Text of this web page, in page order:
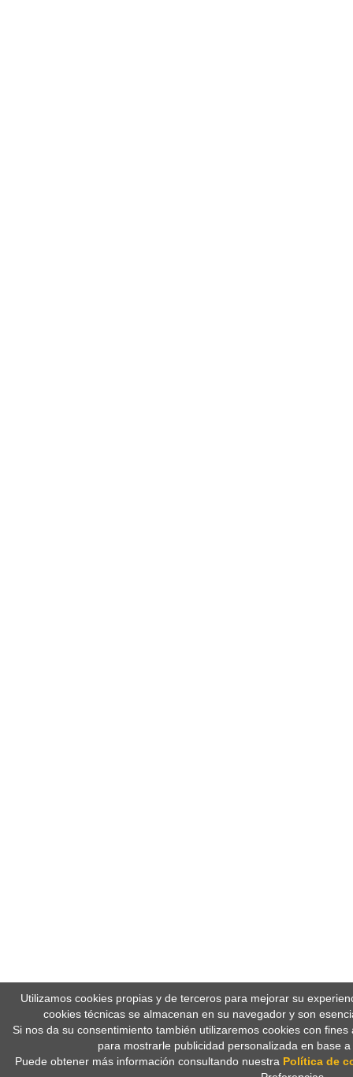
Utilizamos cookies propias y de terceros para mejorar su
cookies técnicas se almacenan en su navegador y son
Si nos da su consentimiento también utilizaremos cookies con
para mostrarle publicidad personalizada en base
Puede obtener más información consultando nuestra Política de